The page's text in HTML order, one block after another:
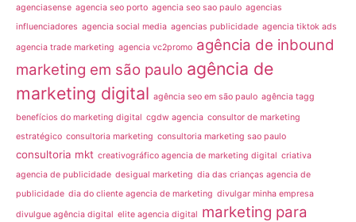
agenciasense agencia seo porto agencia seo sao paulo agencias
influenciadores agencia social media agencias publicidade agencia tiktok ads
agencia trade marketing agencia vc2promo agência de inbound
marketing em são paulo agência de
marketing digital agência seo em são paulo agência tagg
benefícios do marketing digital cgdw agencia consultor de marketing
estratégico consultoria marketing consultoria marketing sao paulo
consultoria mkt creativográfico agencia de marketing digital criativa
agencia de publicidade desigual marketing dia das crianças agencia de
publicidade dia do cliente agencia de marketing divulgar minha empresa
divulgue agência digital elite agencia digital marketing para